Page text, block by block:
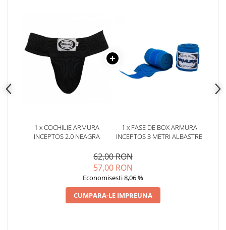
1 x COCHILIE ARMURA
INCEPTOS 2.0 NEAGRA
1 x FASE DE BOX ARMURA
INCEPTOS 3 METRI ALBASTRE
62,00 RON
57,00 RON
Economisesti 8,06 %
CUMPARA-LE IMPREUNA